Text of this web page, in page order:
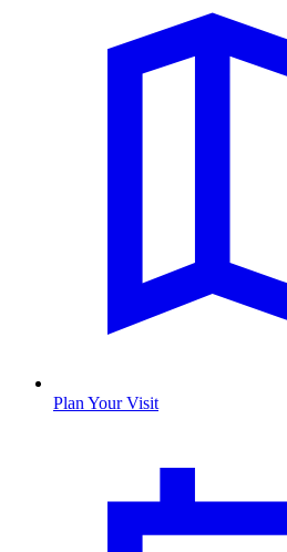
Plan Your Visit